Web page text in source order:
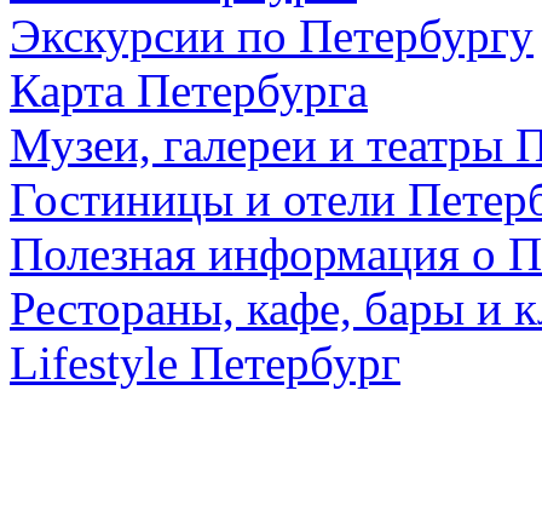
Экскурсии по Петербургу
Карта Петербурга
Музеи, галереи и театры
Гостиницы и отели
Полезная информация о
Рестораны, кафе, бары и
Lifestyle Петербург